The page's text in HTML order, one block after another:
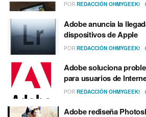
POR REDACCIÓN OHMYGEEK!
Adobe anuncia la
dispositivos de Apple
POR REDACCIÓN OHMYGEEK!
Adobe soluciona
para usuarios de
POR REDACCIÓN OHMYGEEK!
Adobe rediseña